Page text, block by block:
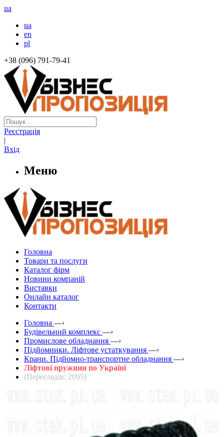
ua
ua
en
pl
+38 (096) 791-79-41
Реєстрація
|
Вхід
Меню
Головна
Товари та послуги
Каталог фірм
Новини компаній
Виставки
Онлайн каталог
Контакти
Головна —›
Будівельний комплекс —›
Промислове обладнання —›
Підйомники. Ліфтове устаткування —›
Крани. Підйомно-транспортне обладнання —›
Ліфтові пружини по Україні
(Переглядів: 2095)